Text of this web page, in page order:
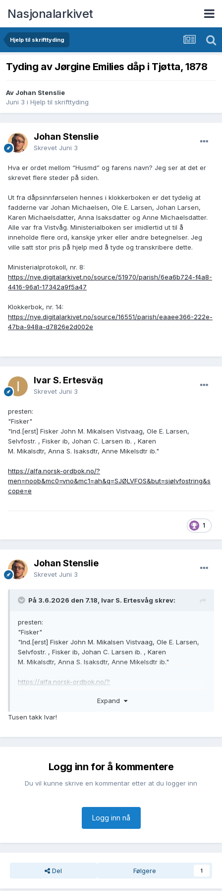
Nasjonalarkivet
Hjelp til skrifttyding
Tyding av Jørgine Emilies dåp i Tjøtta, 1878
Av Johan Stenslie
Juni 3 i Hjelp til skrifttyding
Johan Stenslie
Skrevet Juni 3
Hva er ordet mellom “Husmd” og farens navn? Jeg ser at det er
skrevet flere steder på siden.
Ut fra dåpsinnførselen hennes i klokkerboken er det tydelig at
fadderne var Johan Michaelsen, Ole E. Larsen, Johan Larsen,
Karen Michaelsdatter, Anna Isaksdatter og Anne Michaelsdatter.
Alle var fra Vistvåg. Ministerialboken ser imidlertid ut til å
inneholde flere ord, kanskje yrker eller andre betegnelser. Jeg
ville satt stor pris på hjelp med å tyde og transkribere dette.
Ministerialprotokoll, nr. 8:
https://nye.digitalarkivet.no/source/51970/parish/6ea6b724-f4a8-
4416-96a1-17342a9f5a47
Klokkerbok, nr. 14:
https://nye.digitalarkivet.no/source/16551/parish/eaaee366-222e-
47ba-948a-d7826e2d002e
Ivar S. Ertesvåg
Skrevet Juni 3
presten:
"Fisker"
"Ind.[erst] Fisker John M. Mikalsen Vistvaag, Ole E. Larsen,
Selvfostr. , Fisker ib, Johan C. Larsen ib. , Karen
M. Mikalsdtr, Anna S. Isaksdtr, Anne Mikelsdtr ib."
https://alfa.norsk-ordbok.no/?
men=noob&mc0=vno&mc1=ah&q=SJØLVFOS&but=sjølvfostring&s
cope=e
1
Johan Stenslie
Skrevet Juni 3
På 3.6.2026 den 7.18, Ivar S. Ertesvåg skrev:
presten:
"Fisker"
"Ind.[erst] Fisker John M. Mikalsen Vistvaag, Ole E. Larsen,
Selvfostr. , Fisker ib, Johan C. Larsen ib. , Karen
M. Mikalsdtr, Anna S. Isaksdtr, Anne Mikelsdtr ib."
https://alfa.norsk-ordbok.no/?
Expand
Tusen takk Ivar!
Logg inn for å kommentere
Du vil kunne skrive en kommentar etter at du logger inn
Logg inn nå
Del Følgere 1